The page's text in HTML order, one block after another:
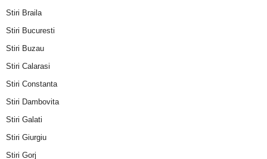
Stiri Braila
Stiri Bucuresti
Stiri Buzau
Stiri Calarasi
Stiri Constanta
Stiri Dambovita
Stiri Galati
Stiri Giurgiu
Stiri Gorj